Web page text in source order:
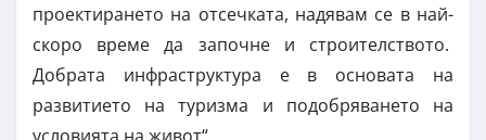
проектирането на отсечката, надявам се в най-
скоро време да започне и строителството.
Добрата инфраструктура е в основата на
развитието на туризма и подобряването на